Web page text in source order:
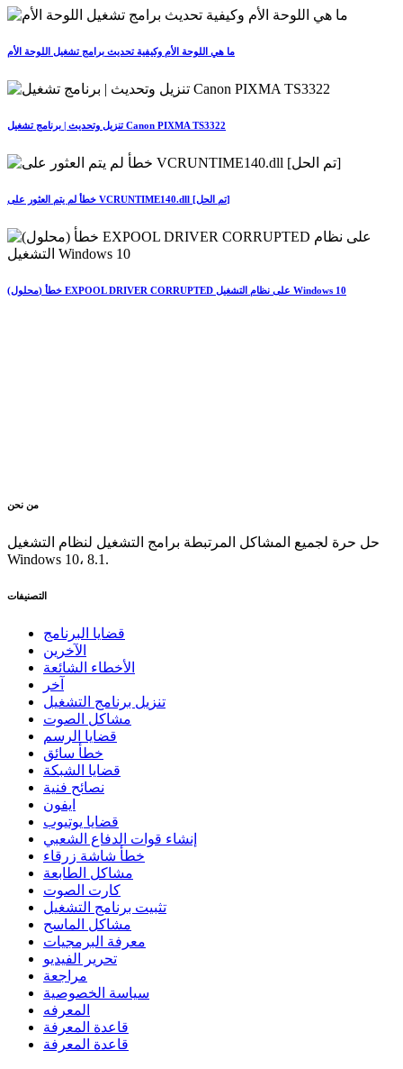
ما هي اللوحة الأم وكيفية تحديث برامج تشغيل اللوحة الأم
تنزيل وتحديث | برنامج تشغيل Canon PIXMA TS3322
خطأ لم يتم العثور على VCRUNTIME140.dll [تم الحل]
(محلول) خطأ EXPOOL DRIVER CORRUPTED على نظام التشغيل Windows 10
من نحن
حل حرة لجميع المشاكل المرتبطة برامج التشغيل لنظام التشغيل
Windows 10، 8.1.
التصنيفات
قضايا البرنامج
الآخرين
الأخطاء الشائعة
آخر
تنزيل برنامج التشغيل
مشاكل الصوت
قضايا الرسم
خطأ سائق
قضايا الشبكة
نصائح فنية
ايفون
قضايا يوتيوب
إنشاء قوات الدفاع الشعبي
خطأ شاشة زرقاء
مشاكل الطابعة
كارت الصوت
تثبيت برنامج التشغيل
مشاكل الماسح
معرفة البرمجيات
تحرير الفيديو
مراجعة
سياسة الخصوصية
المعرفه
قاعدة المعرفة
قاعدة المعرفة